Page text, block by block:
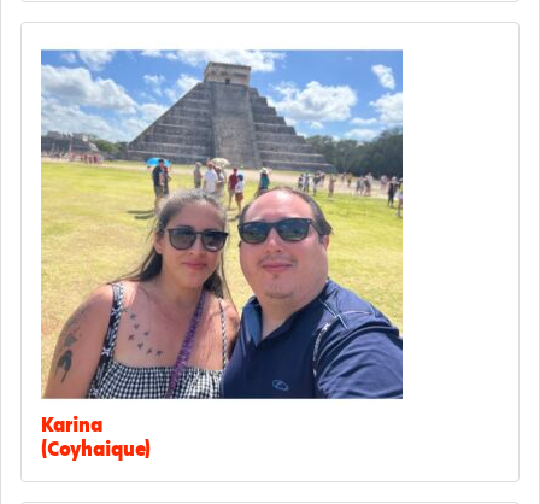
Karina
(Coyhaique)